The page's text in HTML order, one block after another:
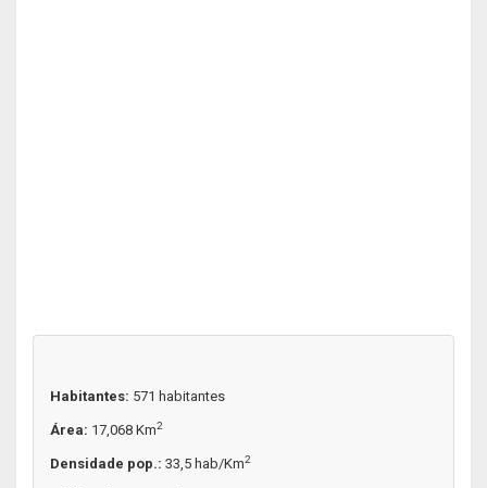
Habitantes: 571 habitantes
Área: 17,068 Km2
Densidade pop.: 33,5 hab/Km2